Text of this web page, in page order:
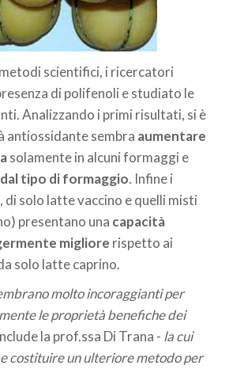
scientifici, i ricercatori
di polifenoli e studiato le
Analizzando i primi risultati, si è
antiossidante sembra aumentare
solamente in alcuni formaggi e
dal tipo di formaggio. Infine i
solo latte vaccino e quelli misti
presentano una capacità
migliore rispetto ai
solo latte caprino.
molto incoraggianti per
le proprietà benefiche dei
la prof.ssa Di Trana - la cui
costituire un ulteriore metodo per